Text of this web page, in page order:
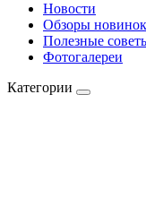
Новости
Обзоры новинок
Полезные
Фотогалереи
Категории